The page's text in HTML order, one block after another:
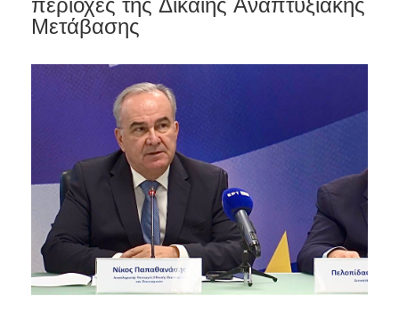
περιοχές της Δίκαιης Αναπτυξιακής
Μετάβασης